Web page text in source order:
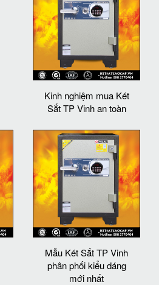
Kinh nghiệm mua Két
Sắt TP Vinh an toàn
Mẫu Két Sắt TP Vinh
phân phối kiểu dáng
mới nhất